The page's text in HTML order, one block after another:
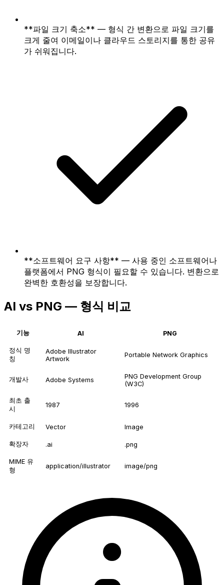
**파일 크기 축소** — 형식 간 변환으로 파일 크기를
크게 줄여 이메일이나 클라우드 스토리지를 통한 공유
가 쉬워집니다.
**소프트웨어 요구 사항** — 사용 중인 소프트웨어나
플랫폼에서 PNG 형식이 필요할 수 있습니다. 변환으로
완벽한 호환성을 보장합니다.
AI vs PNG — 형식 비교
기능 AI PNG
정식 명
칭
Adobe Illustrator
Artwork
Portable Network Graphics
개발사 Adobe Systems
PNG Development Group
(W3C)
최초 출
시
1987 1996
카테고리 Vector Image
확장자 .ai .png
MIME 유
형
application/illustrator image/png